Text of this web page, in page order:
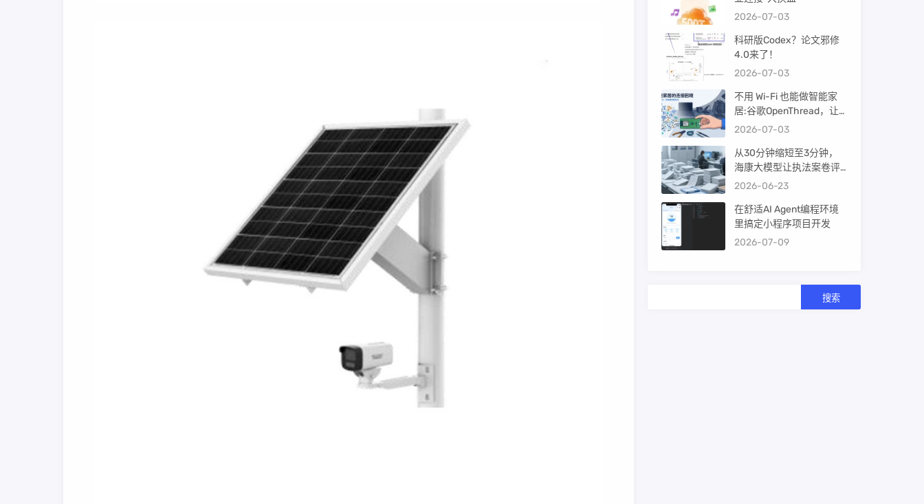
2026-07-03
科研版Codex？论文邪修
4.0来了！
2026-07-03
不用 Wi-Fi 也能做智能家
居:谷歌OpenThread，让
ESP32-C6 直接组 Thread
2026-07-03
从30分钟缩短至3分钟，
海康大模型让执法案卷评
查提效10倍！
2026-06-23
在舒适AI Agent编程环境
里搞定小程序项目开发
2026-07-09